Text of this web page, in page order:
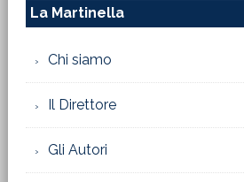
La Martinella
Chi siamo
Il Direttore
Gli Autori